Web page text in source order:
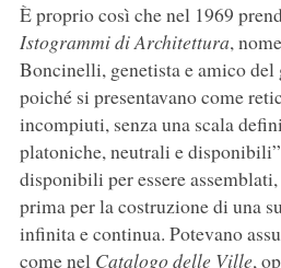
È proprio così che nel 1969
Istogrammi di Architettura,
Boncinelli, genetista e amico
poiché si presentavano come
incompiuti, senza una scala
platoniche, neutrali e
disponibili per essere
prima per la costruzione di una
infinita e continua. Potevano
come nel Catalogo delle Ville,